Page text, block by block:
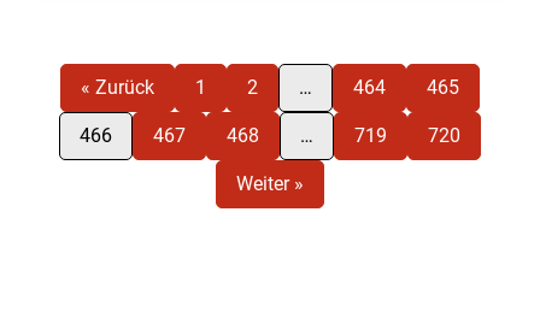
« Zurück 1 2 … 464 465
466 467 468 … 719 720
Weiter »